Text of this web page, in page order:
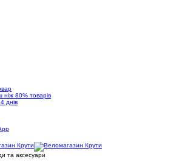
ніж 80% товарів
днів
та аксесуари